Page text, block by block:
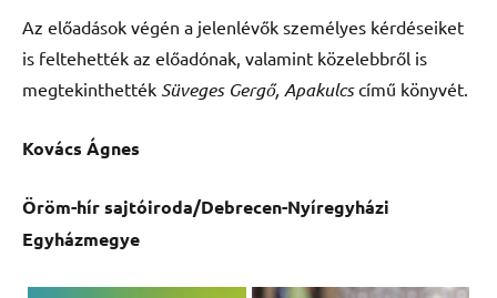
Az előadások végén a jelenlévők személyes kérdéseiket
is feltehették az előadónak, valamint közelebbről is
megtekinthették Süveges Gergő, Apakulcscímű könyvét.
Kovács Ágnes
Öröm-hír sajtóiroda/Debrecen-Nyíregyházi
Egyházmegye